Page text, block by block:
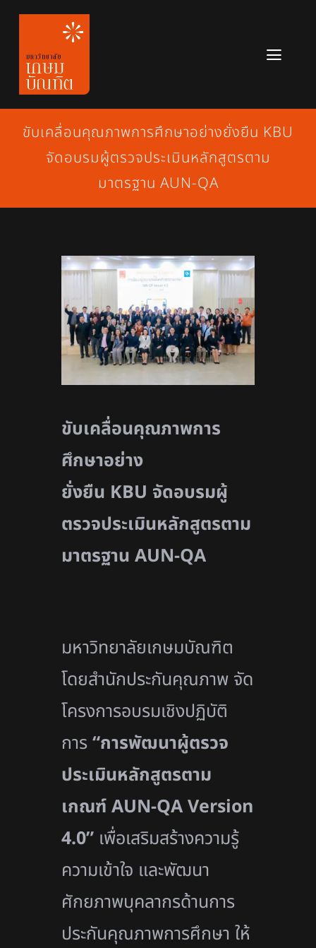
Skip
content
หลักสูตร
ข่าวสาร
เกี่ยวกับมหาวิทยาลัย
สมัครเรียน
ขับเคลื่อนคุณภาพการศึกษาอย่างยั่งยืน KBU
จัดอบรมผู้ตรวจประเมินหลักสูตรตาม
มาตรฐาน AUN-QA
ขับเคลื่อนคุณภาพการ
ศึกษาอย่าง
ยั่งยืน KBU จัดอบรมผู้
ตรวจประเมินหลักสูตรตาม
มาตรฐาน AUN-QA
มหาวิทยาลัยเกษมบัณฑิต
โดยสำนักประกันคุณภาพ จัด
โครงการอบรมเชิงปฏิบัติ
การ“การพัฒนาผู้ตรวจ
ประเมินหลักสูตรตาม
เกณฑ์AUN-QA Version
4.0” เพื่อเสริมสร้างความรู้
ความเข้าใจ และพัฒนา
ศักยภาพบุคลากรด้านการ
ประกันคุณภาพการศึกษา ให้